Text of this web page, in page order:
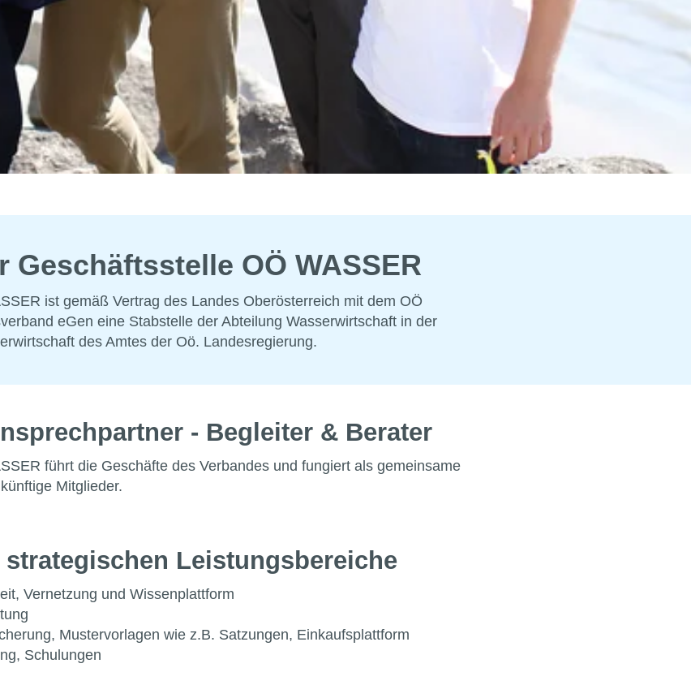
Geschäftsstelle OÖ WASSER
ist gemäß Vertrag des Landes Oberösterreich mit dem OÖ
eGen eine Stabstelle der Abteilung Wasserwirtschaft in der
des Amtes der Oö. Landesregierung.
- Begleiter & Berater
führt die Geschäfte des Verbandes und fungiert als gemeinsame
Mitglieder.
strategischen Leistungsbereiche
Vernetzung und Wissenplattform
Mustervorlagen wie z.B. Satzungen, Einkaufsplattform
Schulungen